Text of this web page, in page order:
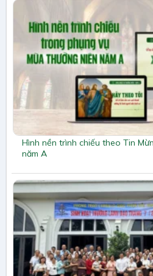
Hình nền trình chiếu theo Tin
năm A